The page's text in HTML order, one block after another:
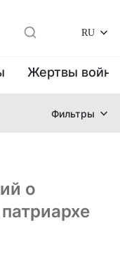
RU
Жертвы
Фильтры
о